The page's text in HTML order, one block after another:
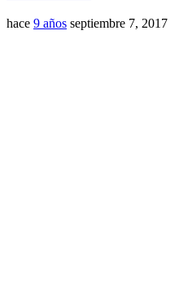
hace 9 años septiembre 7, 2017